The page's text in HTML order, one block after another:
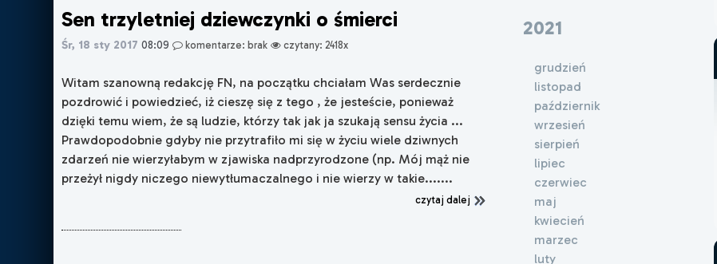
Sen trzyletniej dziewczynki o śmierci
Śr, 18 sty 2017 08:09 komentarze: brak czytany: 2418x
Witam szanowną redakcję FN, na początku chciałam Was serdecznie
pozdrowić i powiedzieć, iż cieszę się z tego , że jesteście, ponieważ
dzięki temu wiem, że są ludzie, którzy tak jak ja szukają sensu życia ...
Prawdopodobnie gdyby nie przytrafiło mi się w życiu wiele dziwnych
zdarzeń nie wierzyłabym w zjawiska nadprzyrodzone (np. Mój mąż nie
przeżył nigdy niczego niewytłumaczalnego i nie wierzy w takie.......
czytaj dalej
2021
grudzień
listopad
październik
wrzesień
sierpień
lipiec
czerwiec
maj
kwiecień
marzec
luty